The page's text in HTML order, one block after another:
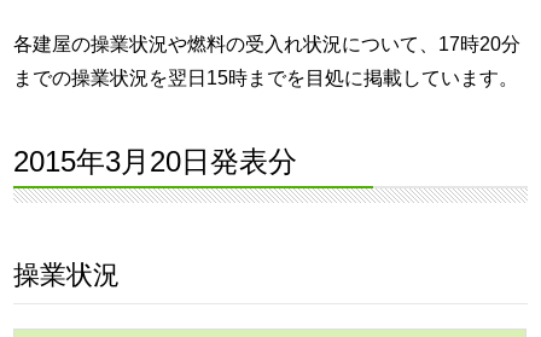
各建屋の操業状況や燃料の受入れ状況について、17時20分
までの操業状況を翌日15時までを目処に掲載しています。
2015年3月20日発表分
操業状況